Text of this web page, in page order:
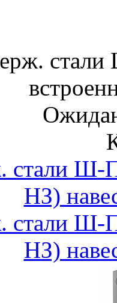
стали
НЗ)
стали
НЗ)